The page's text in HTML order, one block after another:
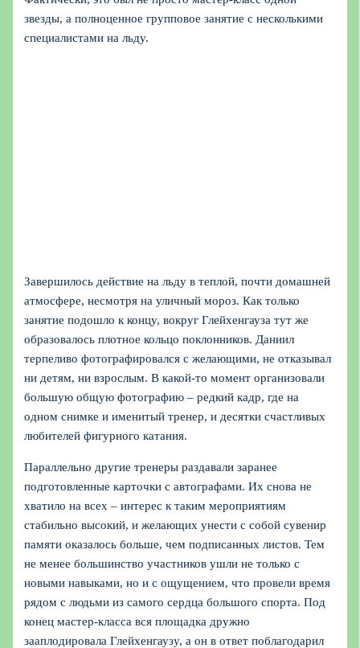
звезды, а полноценное групповое занятие с несколькими
специалистами на льду.
Завершилось действие на льду в теплой, почти домашней
атмосфере, несмотря на уличный мороз. Как только
занятие подошло к концу, вокруг Глейхенгауза тут же
образовалось плотное кольцо поклонников. Даниил
терпеливо фотографировался с желающими, не отказывал
ни детям, ни взрослым. В какой-то момент организовали
большую общую фотографию – редкий кадр, где на
одном снимке и именитый тренер, и десятки счастливых
любителей фигурного катания.
Параллельно другие тренеры раздавали заранее
подготовленные карточки с автографами. Их снова не
хватило на всех – интерес к таким мероприятиям
стабильно высокий, и желающих унести с собой сувенир
памяти оказалось больше, чем подписанных листов. Тем
не менее большинство участников ушли не только с
новыми навыками, но и с ощущением, что провели время
рядом с людьми из самого сердца большого спорта. Под
конец мастер-класса вся площадка дружно
зааплодировала Глейхенгаузу, а он в ответ поблагодарил